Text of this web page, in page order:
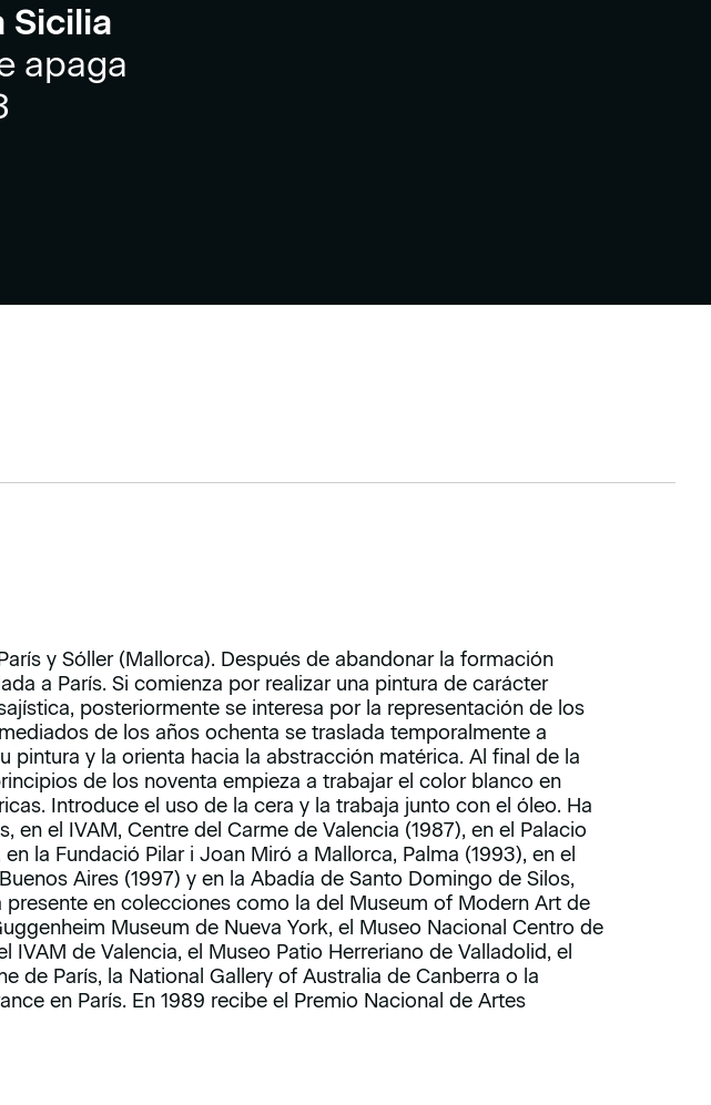
Sicilia
apaga
y Sóller (Mallorca). Después de abandonar la formación
a París. Si comienza por realizar una pintura de carácter
posteriormente se interesa por la representación de los
de los años ochenta se traslada temporalmente a
pintura y la orienta hacia la abstracción matérica. Al final de la
de los noventa empieza a trabajar el color blanco en
Introduce el uso de la cera y la trabaja junto con el óleo. Ha
en el IVAM, Centre del Carme de Valencia (1987), en el Palacio
la Fundació Pilar i Joan Miró a Mallorca, Palma (1993), en el
Aires (1997) y en la Abadía de Santo Domingo de Silos,
en colecciones como la del Museum of Modern Art de
Museum de Nueva York, el Museo Nacional Centro de
IVAM de Valencia, el Museo Patio Herreriano de Valladolid, el
de París, la National Gallery of Australia de Canberra o la
en París. En 1989 recibe el Premio Nacional de Artes